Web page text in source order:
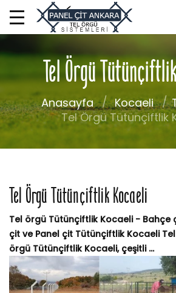
Tel Örgü
Anasayfa Kocaeli
Tel Örgü Tütünçiftlik
Tel Örgü Tütünçiftlik Kocaeli
Tel örgü Tütünçiftlik Kocaeli - Bahçe
çit ve Panel çit Tütünçiftlik Kocaeli
örgü Tütünçiftlik Kocaeli, çeşitli ...